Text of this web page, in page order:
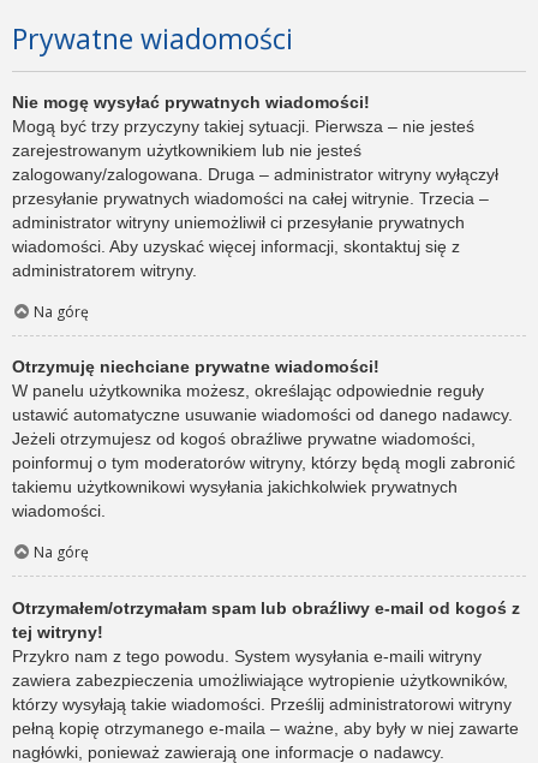
Prywatne wiadomości
Nie mogę wysyłać prywatnych wiadomości!
Mogą być trzy przyczyny takiej sytuacji. Pierwsza – nie jesteś
zarejestrowanym użytkownikiem lub nie jesteś
zalogowany/zalogowana. Druga – administrator witryny wyłączył
przesyłanie prywatnych wiadomości na całej witrynie. Trzecia –
administrator witryny uniemożliwił ci przesyłanie prywatnych
wiadomości. Aby uzyskać więcej informacji, skontaktuj się z
administratorem witryny.
Na górę
Otrzymuję niechciane prywatne wiadomości!
W panelu użytkownika możesz, określając odpowiednie reguły
ustawić automatyczne usuwanie wiadomości od danego nadawcy.
Jeżeli otrzymujesz od kogoś obraźliwe prywatne wiadomości,
poinformuj o tym moderatorów witryny, którzy będą mogli zabronić
takiemu użytkownikowi wysyłania jakichkolwiek prywatnych
wiadomości.
Na górę
Otrzymałem/otrzymałam spam lub obraźliwy e-mail od kogoś z
tej witryny!
Przykro nam z tego powodu. System wysyłania e-maili witryny
zawiera zabezpieczenia umożliwiające wytropienie użytkowników,
którzy wysyłają takie wiadomości. Prześlij administratorowi witryny
pełną kopię otrzymanego e-maila – ważne, aby były w niej zawarte
nagłówki, ponieważ zawierają one informacje o nadawcy.